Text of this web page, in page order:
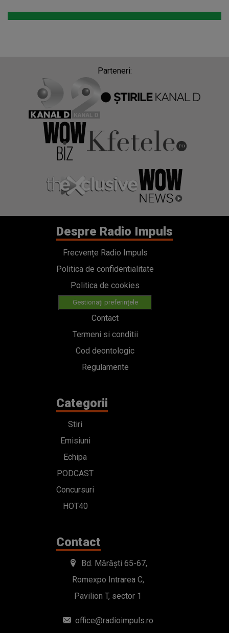
Parteneri:
Despre Radio Impuls
Frecvențe Radio Impuls
Politica de confidentialitate
Politica de cookies
Gestionați preferințele
Contact
Termeni si conditii
Cod deontologic
Regulamente
Categorii
Stiri
Emisiuni
Echipa
PODCAST
Concursuri
HOT40
Contact
Bd. Mărăști 65-67,
Romexpo Intrarea C,
Pavilion T, sector 1
office@radioimpuls.ro